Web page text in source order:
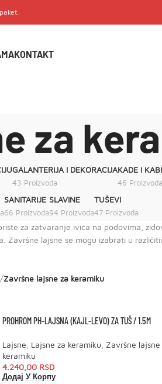
KONTAKT
za
GALANTERIJA I DEKORACIJA
43 Proizvoda
KADE I
46 Proizvoda
SANITARIJE
66 Proizvoda
SLAVINE
94 Proizvoda
TUŠEVI
47 Proizvoda
za zatvaranje ivica na podovima,
Završne lajsne se mogu izabrati u
/Završne lajsne za keramiku
PROHROM PH-LAJSNA (KAJL-LEVO) ZA TUŠ / 1.5M
Lajsne Lajsne za keramiku Završne lajsne
keramiku
4.240,00 RSD
Додај У Корпу